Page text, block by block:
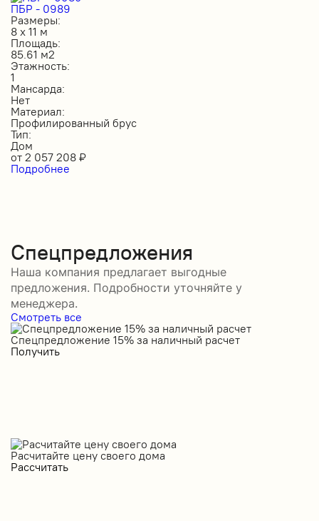
ПБР - 0989
Размеры:
8 х 11 м
Площадь:
85.61 м2
Этажность:
1
Мансарда:
Нет
Материал:
Профилированный брус
Тип:
Дом
от 2 057 208 ₽
Подробнее
Спецпредложения
Наша компания предлагает выгодные
предложения. Подробности уточняйте у
менеджера.
Смотреть все
Спецпредложение 15% за наличный расчет
Получить
Расчитайте цену своего дома
Рассчитать